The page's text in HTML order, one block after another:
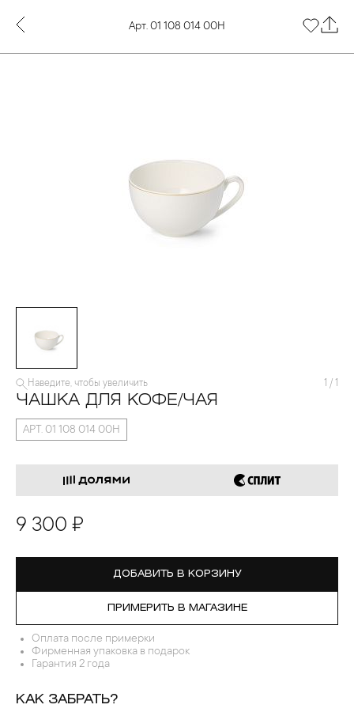
Арт. 01 108 014 00Н
Наведите, чтобы увеличить 1 / 1
ЧАШКА ДЛЯ КОФЕ/ЧАЯ
АРТ. 01 108 014 00Н
9 300 ₽
ДОБАВИТЬ В КОРЗИНУ
ПРИМЕРИТЬ В МАГАЗИНЕ
Оплата после примерки
Фирменная упаковка в подарок
Гарантия 2 года
КАК ЗАБРАТЬ?